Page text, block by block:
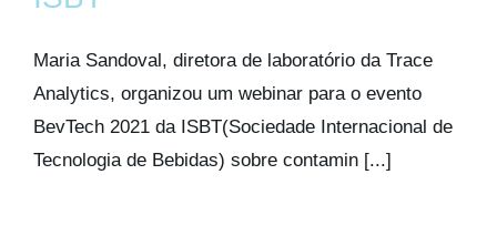
Account
Maria Sandoval, diretora de laboratório da Trace
Analytics, organizou um webinar para o evento
BevTech 2021 da ISBT(Sociedade Internacional de
Tecnologia de Bebidas) sobre contamin [...]